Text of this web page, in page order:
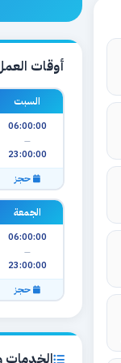
أوقات
السبت
06:00:00
—
23:00:00
حجز
الجمعة
06:00:00
—
23:00:00
حجز
الخدمات